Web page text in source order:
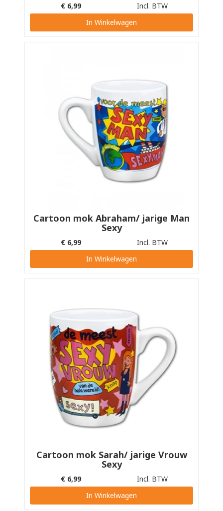
€ 6,99
Incl. BTW
In Winkelwagen
Cartoon mok Abraham/ jarige Man
Sexy
€ 6,99
Incl. BTW
In Winkelwagen
Cartoon mok Sarah/ jarige Vrouw
Sexy
€ 6,99
Incl. BTW
In Winkelwagen